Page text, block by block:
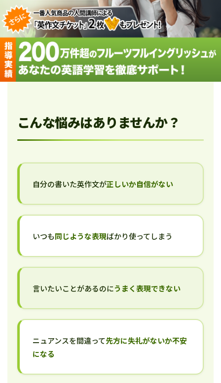
こんな悩みはありませんか？
自分の書いた英作文が正しいか自信がない
いつも同じような表現ばかり使ってしまう
言いたいことがあるのにうまく表現できない
ニュアンスを間違って先方に失礼がないか不安
になる